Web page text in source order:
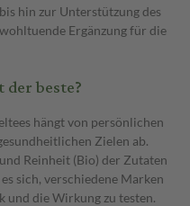
hin zur Unterstützung des
Ergänzung für die
beste?
hängt von persönlichen
Zielen ab.
Reinheit (Bio) der Zutaten
sich, verschiedene Marken
und die Wirkung zu testen.